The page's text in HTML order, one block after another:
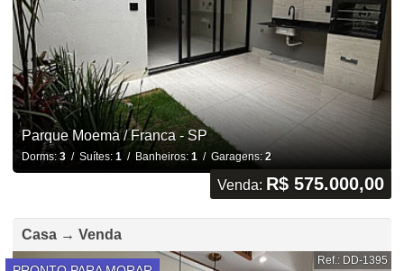
Parque Moema / Franca - SP
Dorms: 3/ Suítes: 1/ Banheiros: 1 / Garagens: 2
Venda: R$ 575.000,00
Casa → Venda
Ref.: DD-1395